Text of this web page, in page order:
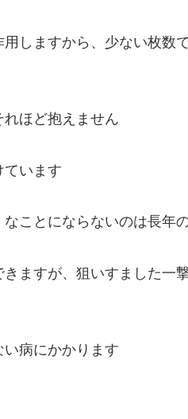
しますから、少ない枚数
ほど抱えません
ています
ことにならないのは長年
ますが、狙いすました一
病にかかります